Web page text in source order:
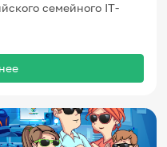
семейного IT-